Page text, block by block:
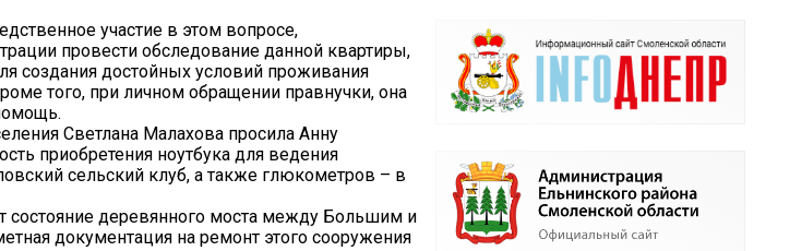
участие в этом вопросе,
провести обследование данной квартиры,
создания достойных условий проживания
того, при личном обращении правнучки, она
Светлана Малахова просила Анну
приобретения ноутбука для ведения
сельский клуб, а также глюкометров – в
состояние деревянного моста между Большим и
документация на ремонт этого сооружения